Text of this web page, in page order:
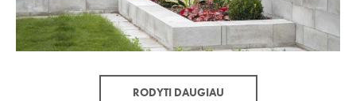
RODYTI DAUGIAU